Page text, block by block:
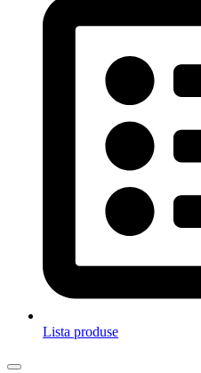
Lista produse